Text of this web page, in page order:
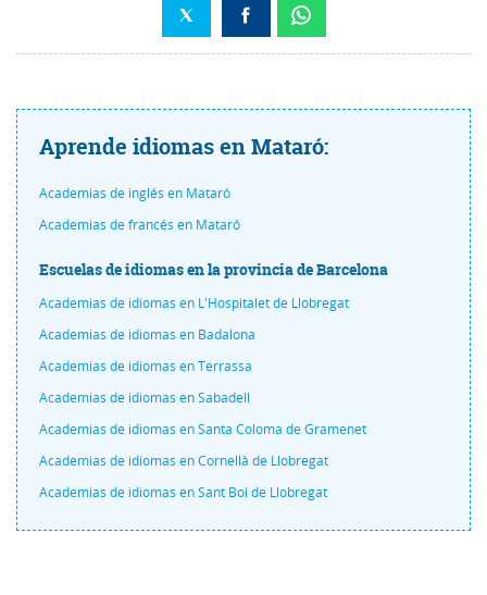
Aprende idiomas en Mataró:
Academias de inglés en Mataró
Academias de francés en Mataró
Escuelas de idiomas en la provincia de Barcelona
Academias de idiomas en L'Hospitalet de Llobregat
Academias de idiomas en Badalona
Academias de idiomas en Terrassa
Academias de idiomas en Sabadell
Academias de idiomas en Santa Coloma de Gramenet
Academias de idiomas en Cornellà de Llobregat
Academias de idiomas en Sant Boi de Llobregat